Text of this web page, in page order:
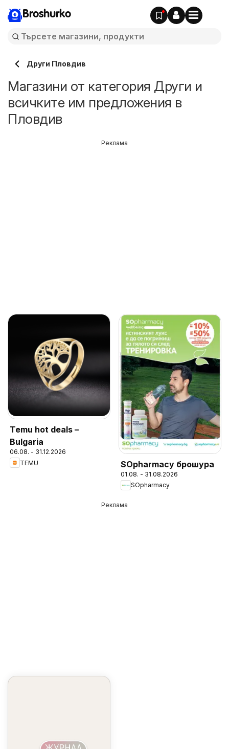
Broshurko
Други Пловдив
Магазини от категория Други и
всичките им предложения в
Пловдив
Temu hot deals –
Bulgaria
06.08. - 31.12.2026
TEMU
SOpharmacy брошура
01.08. - 31.08.2026
SOpharmacy
Реклама
Реклама